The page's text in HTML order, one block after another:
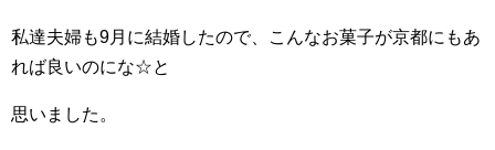
私達夫婦も9月に結婚したので、こんなお菓子が京都にもあ
れば良いのにな☆と
思いました。